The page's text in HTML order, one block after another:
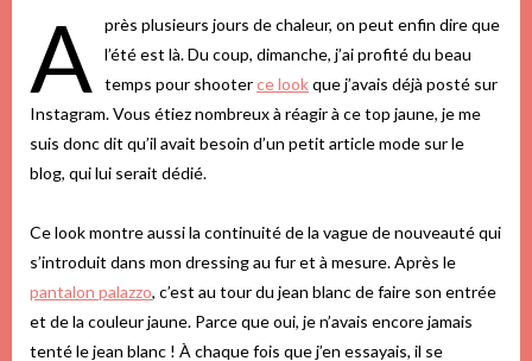
A
près plusieurs jours de chaleur, on peut enfin dire que
l’été est là. Du coup, dimanche, j’ai profité du beau
temps pour shooterce lookque j’avais déjà posté sur
Instagram. Vous étiez nombreux à réagir à ce top jaune, je me
suis donc dit qu’il avait besoin d’un petit article mode sur le
blog, qui lui serait dédié.
Ce look montre aussi la continuité de la vague de nouveauté qui
s’introduit dans mon dressing au fur et à mesure. Après le
pantalon palazzo, c’est au tour du jean blanc de faire son entrée
et de la couleur jaune. Parce que oui, je n’avais encore jamais
tenté le jean blanc ! À chaque fois que j’en essayais, il se